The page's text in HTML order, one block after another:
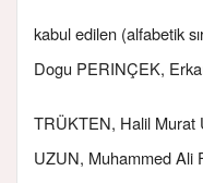
kabul edilen (alfabetik
Dogu PERINÇEK,
TRÜKTEN, Halil
UZUN, Muhammed Ali